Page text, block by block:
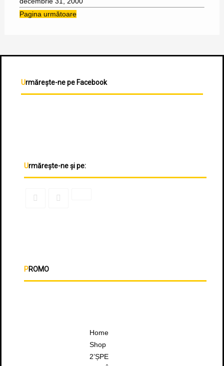
Pagina următoare
Urmărește-ne pe Facebook
Urmărește-ne și pe:
PROMO
Home
Shop
2’ȘPE